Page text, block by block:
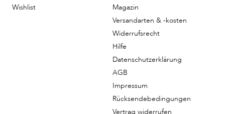
Wishlist
Magazin
Versandarten & -kosten
Widerrufsrecht
Hilfe
Datenschutzerklärung
AGB
Impressum
Rücksendebedingungen
Vertrag widerrufen